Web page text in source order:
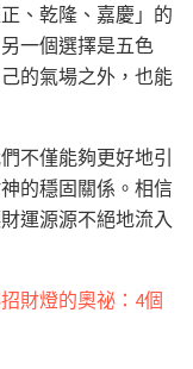
、乾隆、嘉慶」的
一個選擇是五色
的氣場之外，也能
不僅能夠更好地引
的穩固關係。相信
運源源不絕地流入
財燈的奧祕：4個